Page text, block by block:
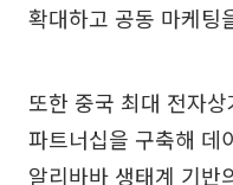
확대하고 공동 마케팅
또한 중국 최대 전자
파트너십을 구축해 데
알리바바 생태계 기반